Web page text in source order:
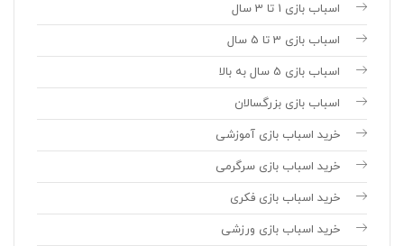
اسباب بازی 1 تا 3 سال
اسباب بازی 3 تا 5 سال
اسباب بازی 5 سال به بالا
اسباب بازی بزرگسالان
خرید اسباب بازی آموزشی
خرید اسباب بازی سرگرمی
خرید اسباب بازی فکری
خرید اسباب بازی ورزشی